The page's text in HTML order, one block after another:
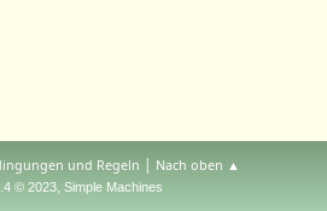
und Regeln | Nach oben ▲
© 2023, Simple Machines